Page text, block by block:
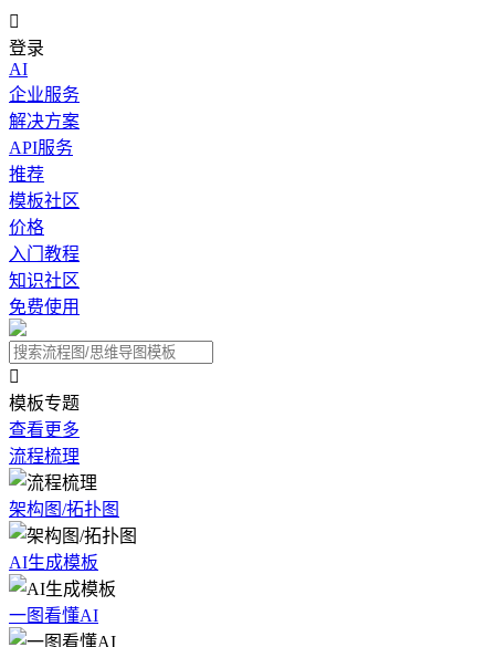

登录
AI
企业服务
解决方案
API服务
推荐
模板社区
价格
入门教程
知识社区
免费使用

模板专题
查看更多
流程梳理
架构图/拓扑图
AI生成模板
一图看懂AI